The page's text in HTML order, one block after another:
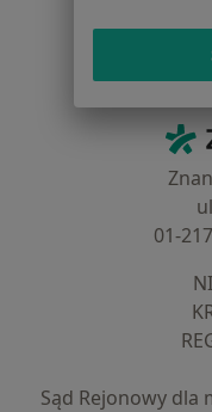
Centrum
Kontakt
01-
Sąd Rejonowy dla